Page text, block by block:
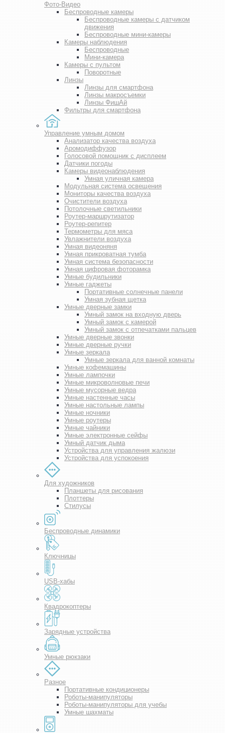
Фото-Видео
Беспроводные камеры
Беспроводные камеры с датчиком
движения
Беспроводные мини-камеры
Камеры наблюдения
Беспроводные
Мини-камера
Камеры с пультом
Поворотные
Линзы
Линзы для смартфона
Линзы макросъемки
Линзы ФишАй
Фильтры для смартфона
Управление умным домом
Анализатор качества воздуха
Аромодиффузор
Голосовой помощник с дисплеем
Датчики погоды
Камеры видеонаблюдения
Умная уличная камера
Модульная система освещения
Мониторы качества воздуха
Очистители воздуха
Потолочные светильники
Роутер-маршрутизатор
Роутер-репитер
Термометры для мяса
Увлажнители воздуха
Умная видеоняня
Умная прикроватная тумба
Умная система безопасности
Умная цифровая фоторамка
Умные будильники
Умные гаджеты
Портативные солнечные панели
Умная зубная щетка
Умные дверные замки
Умный замок на входную дверь
Умный замок с камерой
Умный замок с отпечатками пальцев
Умные дверные звонки
Умные дверные ручки
Умные зеркала
Умные зеркала для ванной комнаты
Умные кофемашины
Умные лампочки
Умные микроволновые печи
Умные мусорные ведра
Умные настенные часы
Умные настольные лампы
Умные ночники
Умные роутеры
Умные чайники
Умные электронные сейфы
Умный датчик дыма
Устройства для управления жалюзи
Устройства для успокоения
Для художников
Планшеты для рисования
Плоттеры
Стилусы
Беспроводные динамики
Ключницы
USB-хабы
Квадрокоптеры
Зарядные устройства
Умные рюкзаки
Разное
Портативные кондиционеры
Роботы-манипуляторы
Роботы-манипуляторы для учебы
Умные шахматы